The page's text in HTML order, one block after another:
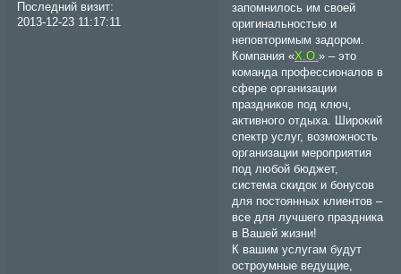
Последний визит:
2013-12-23 11:17:11
запомнилось им своей
оригинальностью и
неповторимым задором.
Компания «Х.О.» – это
команда профессионалов в
сфере организации
праздников под ключ,
активного отдыха. Широкий
спектр услуг, возможность
организации мероприятия
под любой бюджет,
система скидок и бонусов
для постоянных клиентов –
все для лучшего праздника
в Вашей жизни!
К вашим услугам будут
остроумные ведущие,